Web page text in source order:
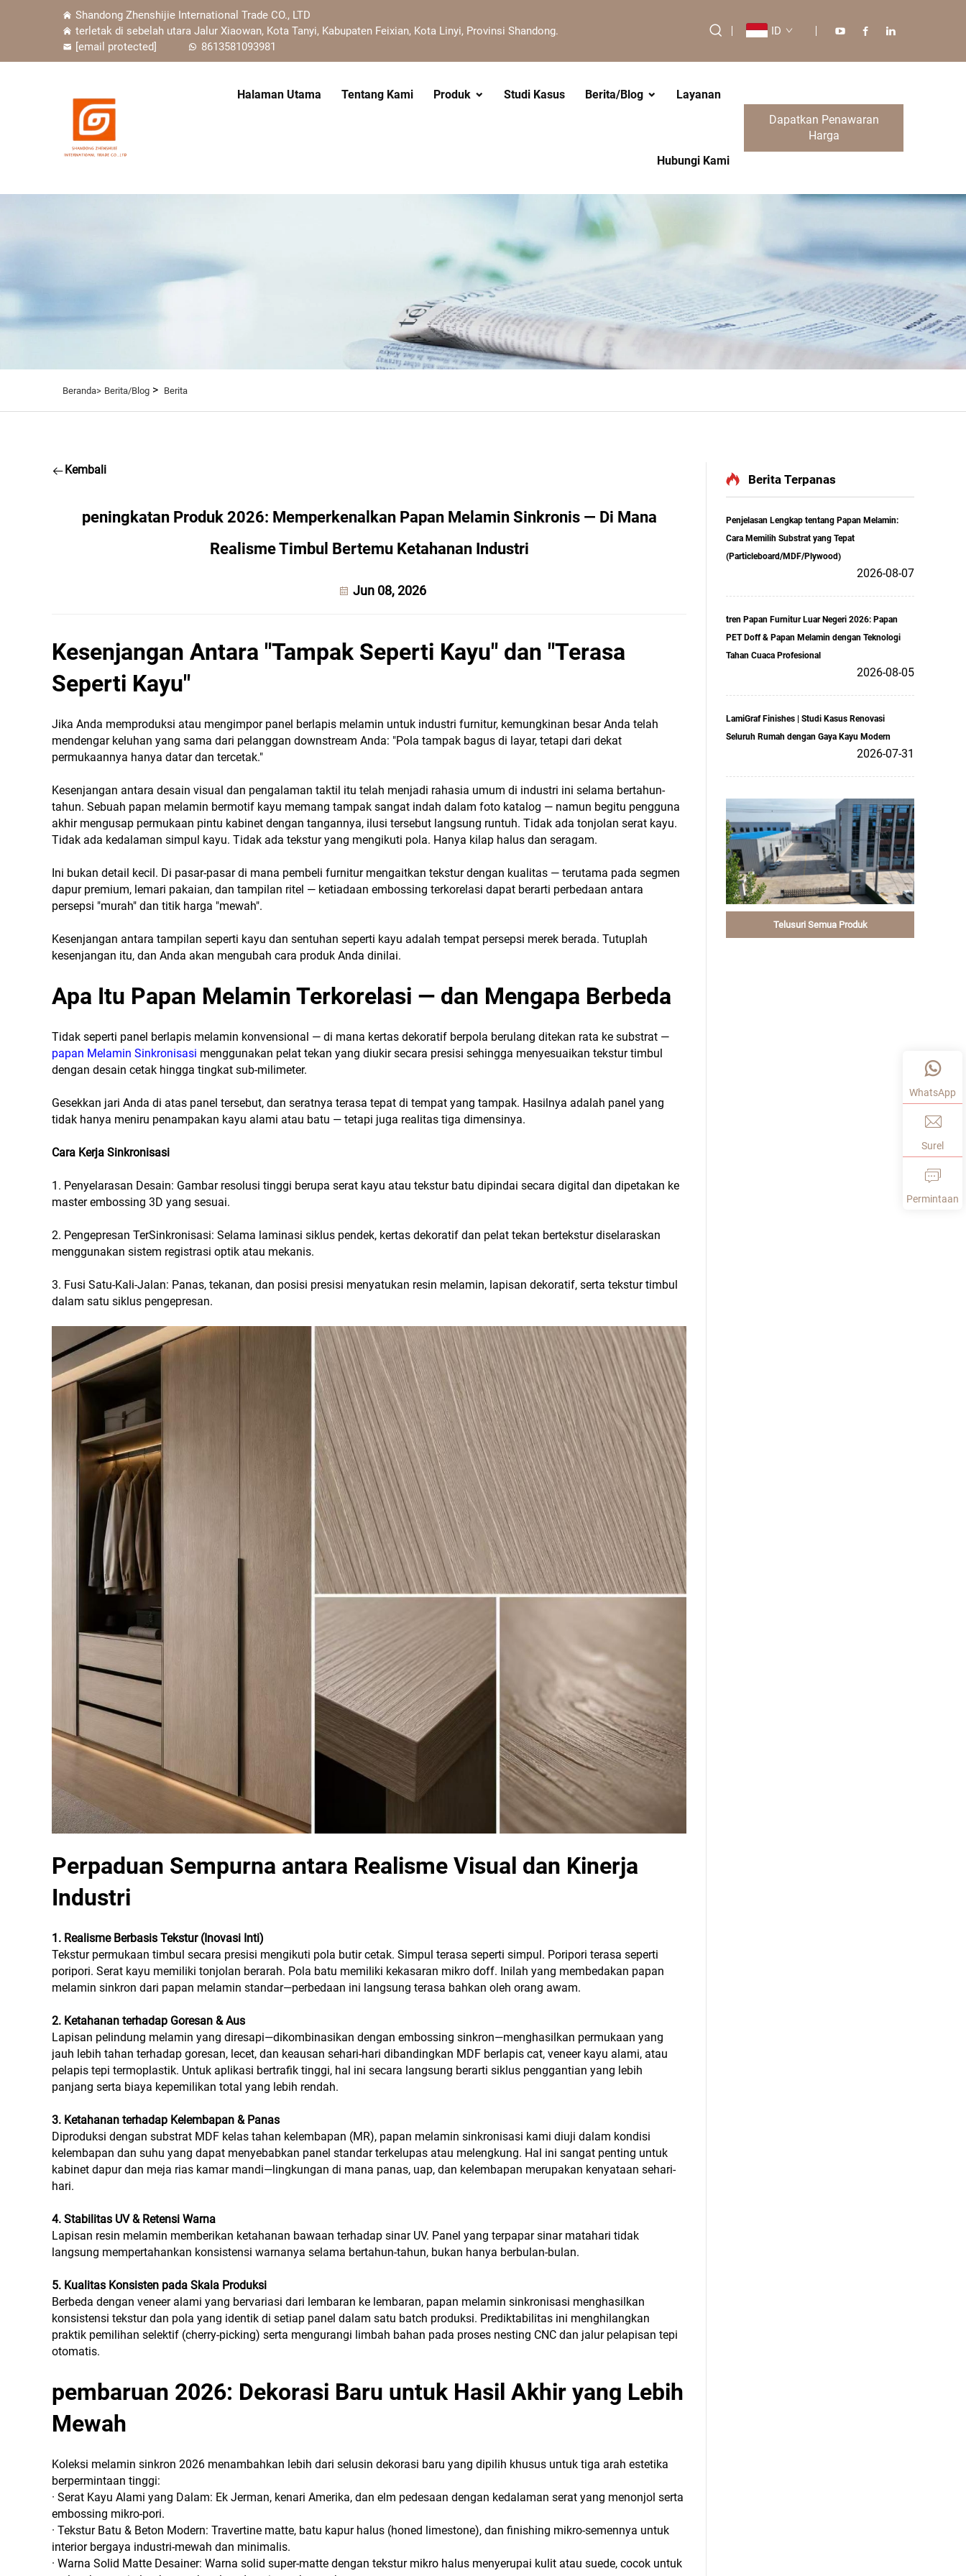
Shandong Zhenshijie International Trade CO., LTD
terletak di sebelah utara Jalur Xiaowan, Kota Tanyi, Kabupaten Feixian, Kota Linyi, Provinsi Shandong.
[email protected]
8613581093981
ID
Halaman Utama Tentang Kami Produk Studi Kasus Berita/Blog Layanan
Hubungi Kami
Dapatkan Penawaran
Harga
Beranda> Berita/Blog > Berita
Kembali
peningkatan Produk 2026: Memperkenalkan Papan Melamin Sinkronis — Di Mana
Realisme Timbul Bertemu Ketahanan Industri
Jun 08, 2026
Kesenjangan Antara "Tampak Seperti Kayu" dan "Terasa
Seperti Kayu"
Jika Anda memproduksi atau mengimpor panel berlapis melamin untuk industri furnitur, kemungkinan besar Anda telah
mendengar keluhan yang sama dari pelanggan downstream Anda: "Pola tampak bagus di layar, tetapi dari dekat
permukaannya hanya datar dan tercetak."
Kesenjangan antara desain visual dan pengalaman taktil itu telah menjadi rahasia umum di industri ini selama bertahun-
tahun. Sebuah papan melamin bermotif kayu memang tampak sangat indah dalam foto katalog — namun begitu pengguna
akhir mengusap permukaan pintu kabinet dengan tangannya, ilusi tersebut langsung runtuh. Tidak ada tonjolan serat kayu.
Tidak ada kedalaman simpul kayu. Tidak ada tekstur yang mengikuti pola. Hanya kilap halus dan seragam.
Ini bukan detail kecil. Di pasar-pasar di mana pembeli furnitur mengaitkan tekstur dengan kualitas — terutama pada segmen
dapur premium, lemari pakaian, dan tampilan ritel — ketiadaan embossing terkorelasi dapat berarti perbedaan antara
persepsi "murah" dan titik harga "mewah".
Kesenjangan antara tampilan seperti kayu dan sentuhan seperti kayu adalah tempat persepsi merek berada. Tutuplah
kesenjangan itu, dan Anda akan mengubah cara produk Anda dinilai.
Apa Itu Papan Melamin Terkorelasi — dan Mengapa Berbeda
Tidak seperti panel berlapis melamin konvensional — di mana kertas dekoratif berpola berulang ditekan rata ke substrat —
papan Melamin Sinkronisasi menggunakan pelat tekan yang diukir secara presisi sehingga menyesuaikan tekstur timbul
dengan desain cetak hingga tingkat sub-milimeter.
Gesekkan jari Anda di atas panel tersebut, dan seratnya terasa tepat di tempat yang tampak. Hasilnya adalah panel yang
tidak hanya meniru penampakan kayu alami atau batu — tetapi juga realitas tiga dimensinya.
Cara Kerja Sinkronisasi
1. Penyelarasan Desain: Gambar resolusi tinggi berupa serat kayu atau tekstur batu dipindai secara digital dan dipetakan ke
master embossing 3D yang sesuai.
2. Pengepresan TerSinkronisasi: Selama laminasi siklus pendek, kertas dekoratif dan pelat tekan bertekstur diselaraskan
menggunakan sistem registrasi optik atau mekanis.
3. Fusi Satu-Kali-Jalan: Panas, tekanan, dan posisi presisi menyatukan resin melamin, lapisan dekoratif, serta tekstur timbul
dalam satu siklus pengepresan.
Perpaduan Sempurna antara Realisme Visual dan Kinerja
Industri
1. Realisme Berbasis Tekstur (Inovasi Inti)
Tekstur permukaan timbul secara presisi mengikuti pola butir cetak. Simpul terasa seperti simpul. Poripori terasa seperti
poripori. Serat kayu memiliki tonjolan berarah. Pola batu memiliki kekasaran mikro doff. Inilah yang membedakan papan
melamin sinkron dari papan melamin standar—perbedaan ini langsung terasa bahkan oleh orang awam.
2. Ketahanan terhadap Goresan & Aus
Lapisan pelindung melamin yang diresapi—dikombinasikan dengan embossing sinkron—menghasilkan permukaan yang
jauh lebih tahan terhadap goresan, lecet, dan keausan sehari-hari dibandingkan MDF berlapis cat, veneer kayu alami, atau
pelapis tepi termoplastik. Untuk aplikasi bertrafik tinggi, hal ini secara langsung berarti siklus penggantian yang lebih
panjang serta biaya kepemilikan total yang lebih rendah.
3. Ketahanan terhadap Kelembapan & Panas
Diproduksi dengan substrat MDF kelas tahan kelembapan (MR), papan melamin sinkronisasi kami diuji dalam kondisi
kelembapan dan suhu yang dapat menyebabkan panel standar terkelupas atau melengkung. Hal ini sangat penting untuk
kabinet dapur dan meja rias kamar mandi—lingkungan di mana panas, uap, dan kelembapan merupakan kenyataan sehari-
hari.
4. Stabilitas UV & Retensi Warna
Lapisan resin melamin memberikan ketahanan bawaan terhadap sinar UV. Panel yang terpapar sinar matahari tidak
langsung mempertahankan konsistensi warnanya selama bertahun-tahun, bukan hanya berbulan-bulan.
5. Kualitas Konsisten pada Skala Produksi
Berbeda dengan veneer alami yang bervariasi dari lembaran ke lembaran, papan melamin sinkronisasi menghasilkan
konsistensi tekstur dan pola yang identik di setiap panel dalam satu batch produksi. Prediktabilitas ini menghilangkan
praktik pemilihan selektif (cherry-picking) serta mengurangi limbah bahan pada proses nesting CNC dan jalur pelapisan tepi
otomatis.
pembaruan 2026: Dekorasi Baru untuk Hasil Akhir yang Lebih
Mewah
Koleksi melamin sinkron 2026 menambahkan lebih dari selusin dekorasi baru yang dipilih khusus untuk tiga arah estetika
berpermintaan tinggi:
· Serat Kayu Alami yang Dalam: Ek Jerman, kenari Amerika, dan elm pedesaan dengan kedalaman serat yang menonjol serta
embossing mikro-pori.
· Tekstur Batu & Beton Modern: Travertine matte, batu kapur halus (honed limestone), dan finishing mikro-semennya untuk
interior bergaya industri-mewah dan minimalis.
· Warna Solid Matte Desainer: Warna solid super-matte dengan tekstur mikro halus menyerupai kulit atau suede, cocok untuk
Berita Terpanas
Penjelasan Lengkap tentang Papan Melamin:
Cara Memilih Substrat yang Tepat
(Particleboard/MDF/Plywood)
2026-08-07
tren Papan Furnitur Luar Negeri 2026: Papan
PET Doff & Papan Melamin dengan Teknologi
Tahan Cuaca Profesional
2026-08-05
LamiGraf Finishes | Studi Kasus Renovasi
Seluruh Rumah dengan Gaya Kayu Modern
2026-07-31
Telusuri Semua Produk
WhatsApp
Surel
Permintaan